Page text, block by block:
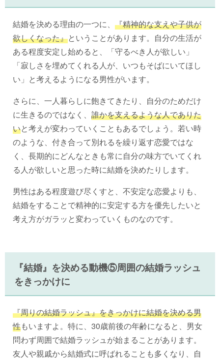
結婚を決める理由の一つに、 『精神的な支えや子供が
欲しくなった』ということがあります。自分の生活が
ある程度安定し始めると、「守るべき人が欲しい」
「寂しさを埋めてくれる人が、いつもそばにいてほし
い」と考えるようになる男性がいます。
さらに、一人暮らしに飽きてきたり、自分のためだけ
に生きるのではなく、 誰かを支えるような人でありた
いと考えが変わっていくこともあるでしょう。若い時
のような、付き合って別れるを繰り返す恋愛ではな
く、長期的にどんなときも常に自分の味方でいてくれ
る人が欲しいと思った時に結婚を決めたりします。
男性はある程度遊び尽くすと、不安定な恋愛よりも、
結婚をすることで精神的に安定する方を優先したいと
考え方がガラッと変わっていくものなのです。
『結婚』を決める動機⑤周囲の結婚ラッシュ
をきっかけに
『周りの結婚ラッシュ』をきっかけに結婚を決める男
性もいますよ。特に、30歳前後の年齢になると、男女
問わず周囲で結婚ラッシュが始まることがあります。
友人や親戚から結婚式に呼ばれることも多くなり、自